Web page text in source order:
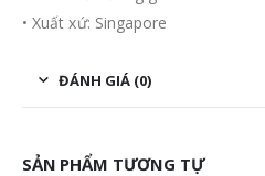
• Xuất xứ: Singapore
ĐÁNH GIÁ (0)
SẢN PHẨM TƯƠNG TỰ